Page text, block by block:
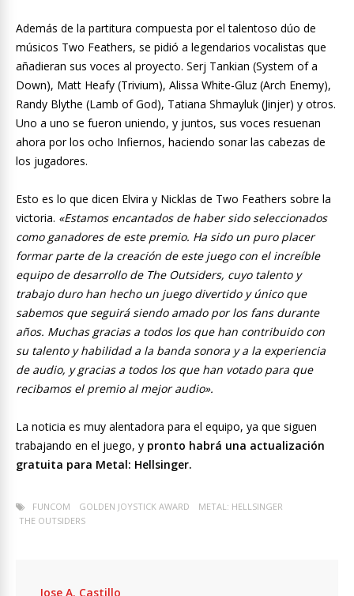
Además de la partitura compuesta por el talentoso dúo de
músicos Two Feathers, se pidió a legendarios vocalistas que
añadieran sus voces al proyecto. Serj Tankian (System of a
Down), Matt Heafy (Trivium), Alissa White-Gluz (Arch Enemy),
Randy Blythe (Lamb of God), Tatiana Shmayluk (Jinjer) y otros.
Uno a uno se fueron uniendo, y juntos, sus voces resuenan
ahora por los ocho Infiernos, haciendo sonar las cabezas de
los jugadores.
Esto es lo que dicen Elvira y Nicklas de Two Feathers sobre la
victoria. «Estamos encantados de haber sido seleccionados
como ganadores de este premio. Ha sido un puro placer
formar parte de la creación de este juego con el increíble
equipo de desarrollo de The Outsiders, cuyo talento y
trabajo duro han hecho un juego divertido y único que
sabemos que seguirá siendo amado por los fans durante
años. Muchas gracias a todos los que han contribuido con
su talento y habilidad a la banda sonora y a la experiencia
de audio, y gracias a todos los que han votado para que
recibamos el premio al mejor audio».
La noticia es muy alentadora para el equipo, ya que siguen
trabajando en el juego, y pronto habrá una actualización
gratuita para Metal: Hellsinger.
FUNCOM GOLDEN JOYSTICK AWARD
METAL: HELLSINGER
THE OUTSIDERS
Jose A. Castillo